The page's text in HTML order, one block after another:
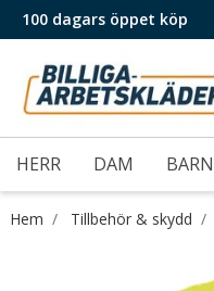
100 dagars öppet köp
HERR DAM BARN
Hem Tillbehör & skydd